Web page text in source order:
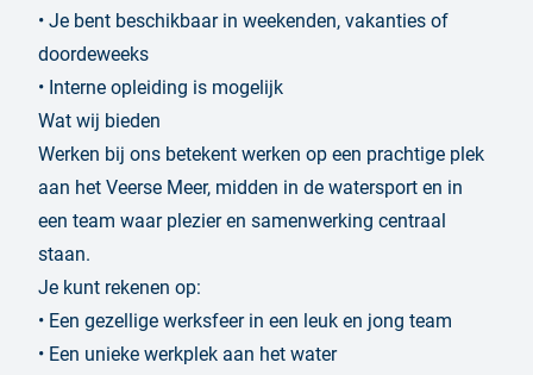
• Je bent beschikbaar in weekenden, vakanties of
doordeweeks
• Interne opleiding is mogelijk
Wat wij bieden
Werken bij ons betekent werken op een prachtige plek
aan het Veerse Meer, midden in de watersport en in
een team waar plezier en samenwerking centraal
staan.
Je kunt rekenen op:
• Een gezellige werksfeer in een leuk en jong team
• Een unieke werkplek aan het water